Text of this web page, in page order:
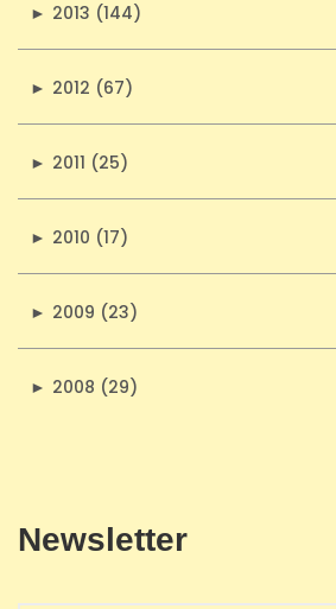
► 2013 (144)
► 2012 (67)
► 2011 (25)
► 2010 (17)
► 2009 (23)
► 2008 (29)
Newsletter